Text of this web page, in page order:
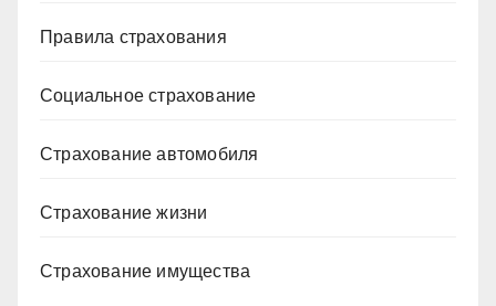
Правила страхования
Социальное страхование
Страхование автомобиля
Страхование жизни
Страхование имущества